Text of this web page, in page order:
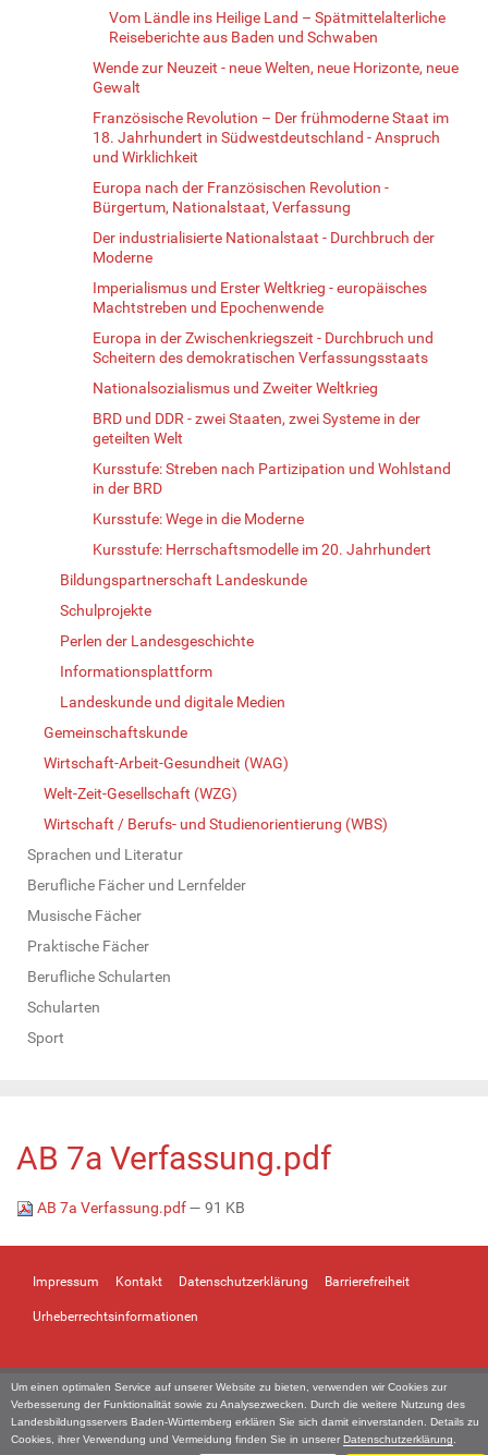
Um einen optimalen Service auf unserer Website zu bieten, verwenden wir Cookies zur
Verbesserung der Funktionalität sowie zu Analysezwecken. Durch die weitere Nutzung des
Landesbildungsservers Baden-Württemberg erklären Sie sich damit einverstanden. Details zu
Cookies, ihrer Verwendung und Vermeidung finden Sie in unserer Datenschutzerklärung
Vom Ländle ins Heilige Land – Spätmittelalterliche
Reiseberichte aus Baden und Schwaben
Wende zur Neuzeit - neue Welten, neue Horizonte, neue
Gewalt
Französische Revolution – Der frühmoderne Staat im
18. Jahrhundert in Südwestdeutschland - Anspruch
und Wirklichkeit
Europa nach der Französischen Revolution -
Bürgertum, Nationalstaat, Verfassung
Der industrialisierte Nationalstaat - Durchbruch der
Moderne
Imperialismus und Erster Weltkrieg - europäisches
Machtstreben und Epochenwende
Europa in der Zwischenkriegszeit - Durchbruch und
Scheitern des demokratischen Verfassungsstaats
Nationalsozialismus und Zweiter Weltkrieg
BRD und DDR - zwei Staaten, zwei Systeme in der
geteilten Welt
Kursstufe: Streben nach Partizipation und Wohlstand
in der BRD
Kursstufe: Wege in die Moderne
Kursstufe: Herrschaftsmodelle im 20. Jahrhundert
Bildungspartnerschaft Landeskunde
Schulprojekte
Perlen der Landesgeschichte
Informationsplattform
Landeskunde und digitale Medien
Gemeinschaftskunde
Wirtschaft-Arbeit-Gesundheit (WAG)
Welt-Zeit-Gesellschaft (WZG)
Wirtschaft / Berufs- und Studienorientierung (WBS)
Sprachen und Literatur
Berufliche Fächer und Lernfelder
Musische Fächer
Praktische Fächer
Berufliche Schularten
Schularten
Sport
AB 7a Verfassung.pdf
AB 7a Verfassung.pdf— 91 KB
Impressum Kontakt Datenschutzerklärung Barrierefreiheit
Urheberrechtsinformationen